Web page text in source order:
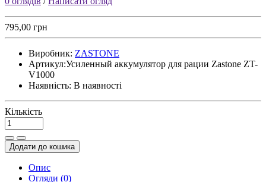
795,00 грн
Виробник: ZASTONE
Артикул:Усиленный аккумулятор для рации Zastone ZT-
V1000
Наявність: В наявності
Кількість
Додати до кошика
Опис
Огляди (0)